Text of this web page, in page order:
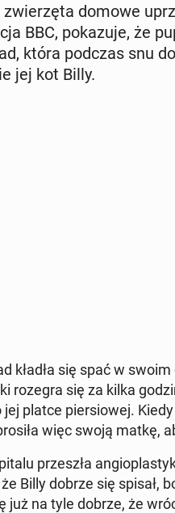
domowe
BBC, po­ka­zu­je, że
która podczas snu
jej kot Billy.
kładła się spać w
rozegra się za kilka
jej platce pier­sio­wej.
więc swoją matkę,
prze­szła
Billy dobrze się spisał,
już na tyle dobrze, że